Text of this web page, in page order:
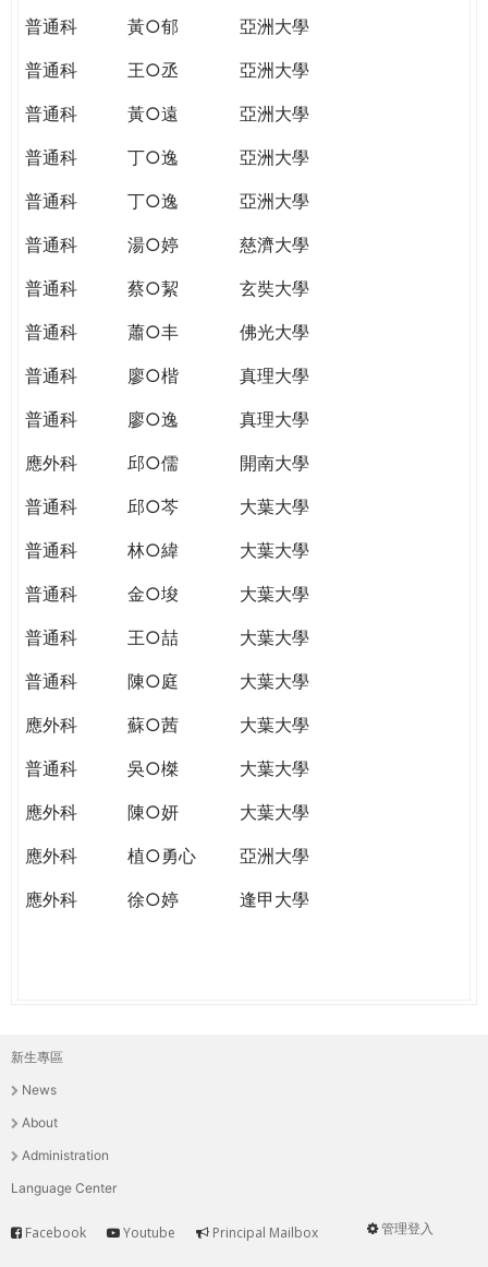
普通科 黃○郁
亞洲大學
普通科
王○丞
亞洲大學
普通科
黃○遠
亞洲大學
普通科
丁○逸
亞洲大學
普通科
丁○逸
亞洲大學
普通科
湯○婷
慈濟大學
普通科
蔡○絜
玄奘大學
普通科
蕭○丰
佛光大學
普通科
廖○楷
真理大學
普通科
廖○逸
真理大學
應外科
邱○儒
開南大學
普通科
邱○芩
大葉大學
普通科
林○緯
大葉大學
普通科
金○埈
大葉大學
普通科
王○喆
大葉大學
普通科
陳○庭
大葉大學
應外科
蘇○茜
大葉大學
普通科
吳○榤
大葉大學
應外科
陳○妍
大葉大學
應外科
植○勇心
亞洲大學
應外科
徐○婷 逢甲大學
主
選
單
新生專區
News
About
Administration
Language Center
User
管理登入
Service
Facebook Youtube Principal Mailbox